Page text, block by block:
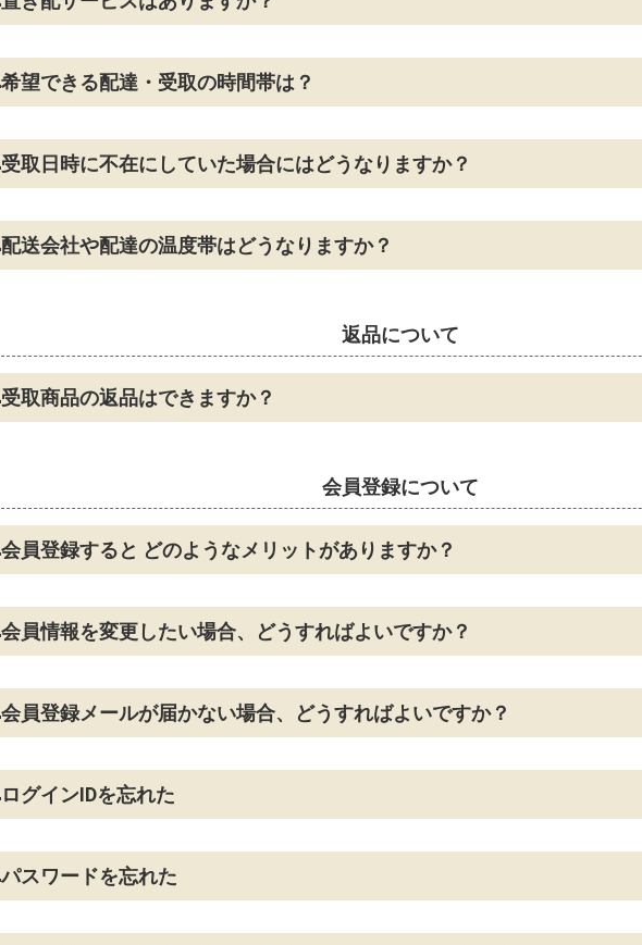
希望できる配達・受取の時間帯は？
受取日時に不在にしていた場合にはどうなりますか？
配送会社や配達の温度帯はどうなりますか？
返品について
受取商品の返品はできますか？
会員登録について
会員登録すると どのようなメリットがありますか？
会員情報を変更したい場合、どうすればよいですか？
会員登録メールが届かない場合、どうすればよいですか？
ログインIDを忘れた
パスワードを忘れた